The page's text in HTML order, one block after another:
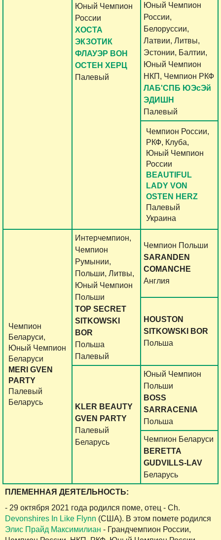
Юный Чемпион
России
ХОСТА
ЭКЗОТИК
ФЛАУЭР ВОН
ОСТЕН ХЕРЦ
Палевый
Юный Чемпион
России,
Белоруссии,
Латвии, Литвы,
Эстонии, Балтии,
Юный Чемпион
НКП, Чемпион РКФ
ЛАБ'СПБ ЮЭсЭй
ЭДИШН
Палевый
Чемпион России,
РКФ, Клуба,
Юный Чемпион
России
BEAUTIFUL
LADY VON
OSTEN HERZ
Палевый
Украина
Чемпион
Беларуси,
Юный Чемпион
Беларуси
MERI GVEN
PARTY
Палевый
Беларусь
Интерчемпион,
Чемпион
Румынии,
Польши, Литвы,
Юный Чемпион
Польши
TOP SECRET
SITKOWSKI
BOR
Польша
Палевый
Чемпион Польши
SARANDEN
COMANCHE
Англия
HOUSTON
SITKOWSKI BOR
Польша
KLER BEAUTY
GVEN PARTY
Палевый
Беларусь
Юный Чемпион
Польши
BOSS
SARRACENIA
Польша
Чемпион Беларуси
BERETTA
GUDVILLS-LAV
Беларусь
ПЛЕМЕННАЯ ДЕЯТЕЛЬНОСТЬ:
- 29 октября 2021 года родился поме, отец - Ch.
Devonshires In Like Flynn (США). В этом помете родился
Элис Прайд Максимилиан - Грандчемпион России,